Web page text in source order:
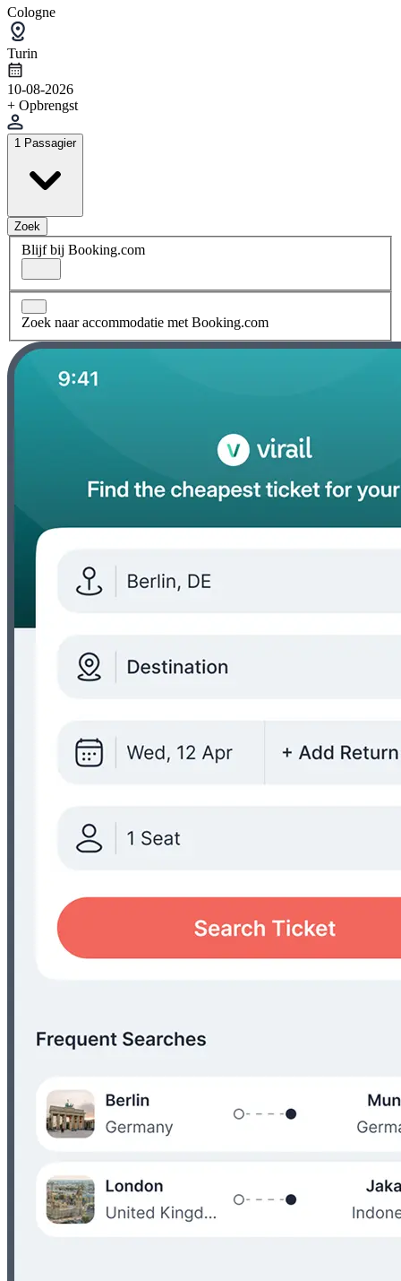
Cologne
Turin
10-08-2026
+ Opbrengst
1 Passagier
Zoek
Blijf bij Booking.com
Zoek naar accommodatie met Booking.com